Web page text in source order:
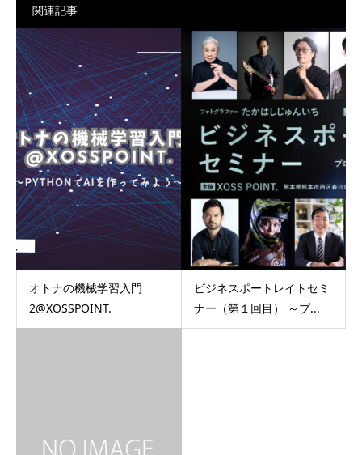
関連記事
オトナの機械学習入門
2@XOSSPOINT.
ビジネスポートレイトセミ
ナー（第１回目） ～プ...